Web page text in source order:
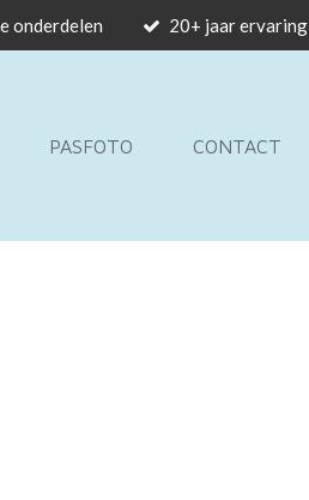
onderdelen 20+ jaar ervaring
PASFOTO CONTACT